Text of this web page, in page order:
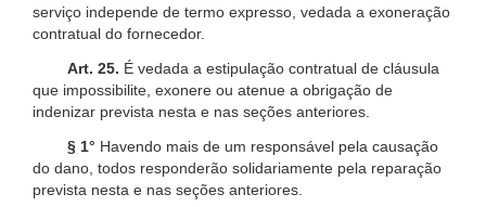
serviço independe de termo expresso, vedada a exoneração
contratual do fornecedor.
Art. 25. É vedada a estipulação contratual de cláusula
que impossibilite, exonere ou atenue a obrigação de
indenizar prevista nesta e nas seções anteriores.
§ 1° Havendo mais de um responsável pela causação
do dano, todos responderão solidariamente pela reparação
prevista nesta e nas seções anteriores.